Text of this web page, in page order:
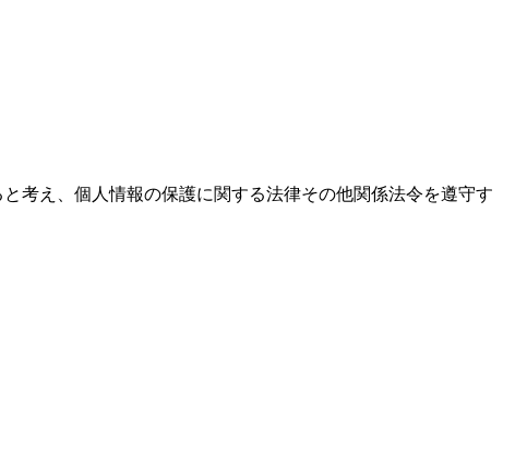
考え、個人情報の保護に関する法律その他関係法令を遵守す